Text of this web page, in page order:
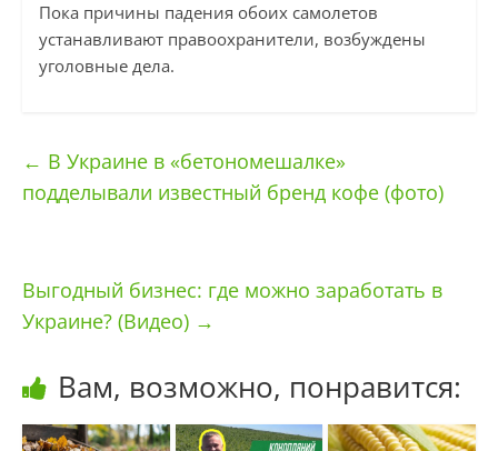
Пока причины падения обоих самолетов
устанавливают правоохранители, возбуждены
уголовные дела.
← В Украине в «бетономешалке»
подделывали известный бренд кофе (фото)
Выгодный бизнес: где можно заработать в
Украине? (Видео) →
Вам, возможно, понравится: